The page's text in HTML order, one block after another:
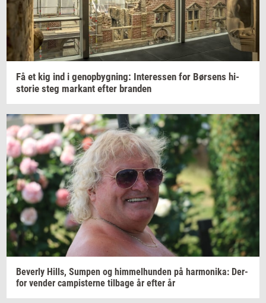
Få et kig ind i genop­byg­ning: In­ter­es­sen for Bør­sens hi­
sto­rie steg mar­kant efter bran­den
Be­ver­ly Hills, Sum­pen og him­mel­hund­en på har­moni­ka: Der­
for ven­der cam­pi­ster­ne til­ba­ge år efter år